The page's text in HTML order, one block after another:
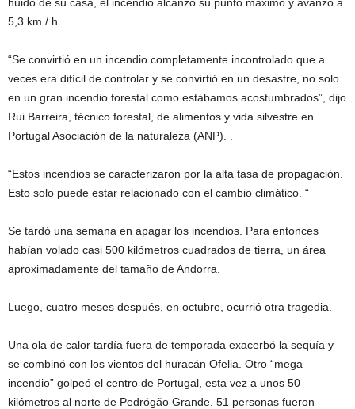
5,3 km / h.
“Se convirtió en un incendio completamente incontrolado que a
veces era difícil de controlar y se convirtió en un desastre, no solo
en un gran incendio forestal como estábamos acostumbrados”, dijo
Rui Barreira, técnico forestal, de alimentos y vida silvestre en
Portugal Asociación de la naturaleza (ANP). .
“Estos incendios se caracterizaron por la alta tasa de propagación.
Esto solo puede estar relacionado con el cambio climático. “
Se tardó una semana en apagar los incendios. Para entonces
habían volado casi 500 kilómetros cuadrados de tierra, un área
aproximadamente del tamaño de Andorra.
Luego, cuatro meses después, en octubre, ocurrió otra tragedia.
Una ola de calor tardía fuera de temporada exacerbó la sequía y
se combinó con los vientos del huracán Ofelia. Otro “mega
incendio” golpeó el centro de Portugal, esta vez a unos 50
kilómetros al norte de Pedrógão Grande. 51 personas fueron